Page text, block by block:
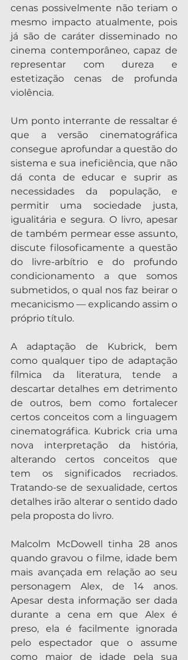
cenas possivelmente não teriam o
mesmo impacto atualmente, pois
já são de caráter disseminado no
cinema contemporâneo, capaz de
representar com dureza e
estetização cenas de profunda
violência.
Um ponto interrante de ressaltar é
que a versão cinematográfica
consegue aprofundar a questão do
sistema e sua ineficiência, que não
dá conta de educar e suprir as
necessidades da população, e
permitir uma sociedade justa,
igualitária e segura. O livro, apesar
de também permear esse assunto,
discute filosoficamente a questão
do livre-arbítrio e do profundo
condicionamento a que somos
submetidos, o qual nos faz beirar o
mecanicismo — explicando assim o
próprio título.
A adaptação de Kubrick, bem
como qualquer tipo de adaptação
fílmica da literatura, tende a
descartar detalhes em detrimento
de outros, bem como fortalecer
certos conceitos com a linguagem
cinematográfica. Kubrick cria uma
nova interpretação da história,
alterando certos conceitos que
tem os significados recriados.
Tratando-se de sexualidade, certos
detalhes irão alterar o sentido dado
pela proposta do livro.
Malcolm McDowell tinha 28 anos
quando gravou o filme, idade bem
mais avançada em relação ao seu
personagem Alex, de 14 anos.
Apesar desta informação ser dada
durante a cena em que Alex é
preso, ela é facilmente ignorada
pelo espectador que o assume
como maior de idade pela sua